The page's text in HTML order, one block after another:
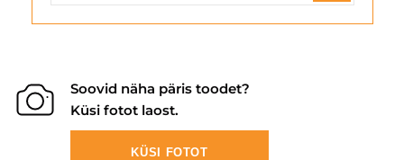
Soovid näha päris toodet?
Küsi fotot laost.
KÜSI FOTOT